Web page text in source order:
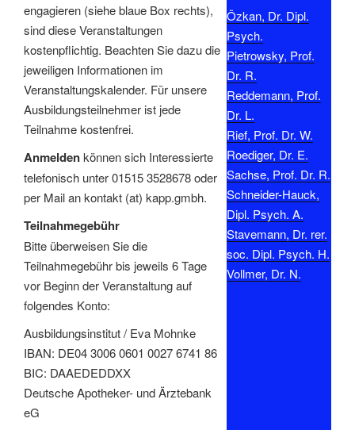
engagieren (siehe blaue Box rechts),
sind diese Veranstaltungen
kostenpflichtig. Beachten Sie dazu die
jeweiligen Informationen im
Veranstaltungskalender. Für unsere
Ausbildungsteilnehmer ist jede
Teilnahme kostenfrei.
Anmeldenkönnen sich Interessierte
telefonisch unter 01515 3528678 oder
per Mail an kontakt (at) kapp.gmbh.
Teilnahmegebühr
Bitte überweisen Sie die
Teilnahmegebühr bis jeweils 6 Tage
vor Beginn der Veranstaltung auf
folgendes Konto:
Ausbildungsinstitut / Eva Mohnke
IBAN: DE04 3006 0601 0027 6741 86
BIC: DAAEDEDDXX
Deutsche Apotheker- und Ärztebank
eG
Özkan, Dr. Dipl.
Psych.
Pietrowsky, Prof.
Dr. R.
Reddemann, Prof.
Dr. L.
Rief, Prof. Dr. W.
Roediger, Dr. E.
Sachse, Prof. Dr. R.
Schneider-Hauck,
Dipl. Psych. A.
Stavemann, Dr. rer.
soc. Dipl. Psych. H.
Vollmer, Dr. N.